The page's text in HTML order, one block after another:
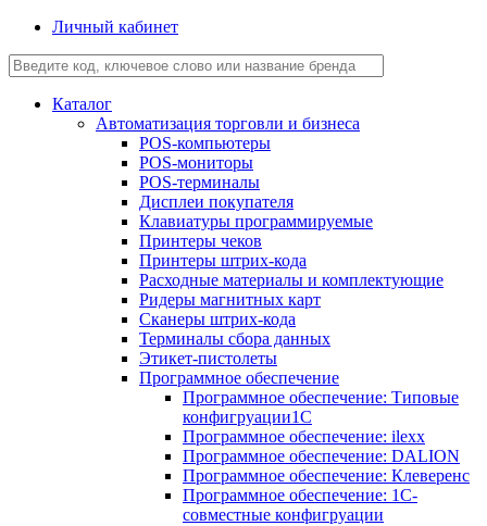
Личный кабинет
Каталог
Автоматизация торговли и бизнеса
POS-компьютеры
POS-мониторы
POS-терминалы
Дисплеи покупателя
Клавиатуры программируемые
Принтеры чеков
Принтеры штрих-кода
Расходные материалы и комплектующие
Ридеры магнитных карт
Сканеры штрих-кода
Терминалы сбора данных
Этикет-пистолеты
Программное обеспечение
Программное обеспечение: Типовые
конфигруации1С
Программное обеспечение: ilexx
Программное обеспечение: DALION
Программное обеспечение: Клеверенс
Программное обеспечение: 1С-
совместные конфигруации